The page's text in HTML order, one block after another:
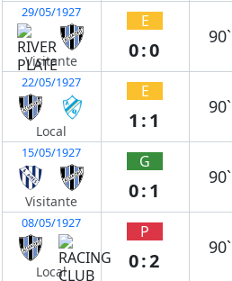
29/05/1927
Visitante
E
0:0
90`
22/05/1927
Local
E
1:1
90`
15/05/1927
Visitante
G
0:1
90`
08/05/1927
Local
P
0:2
90`